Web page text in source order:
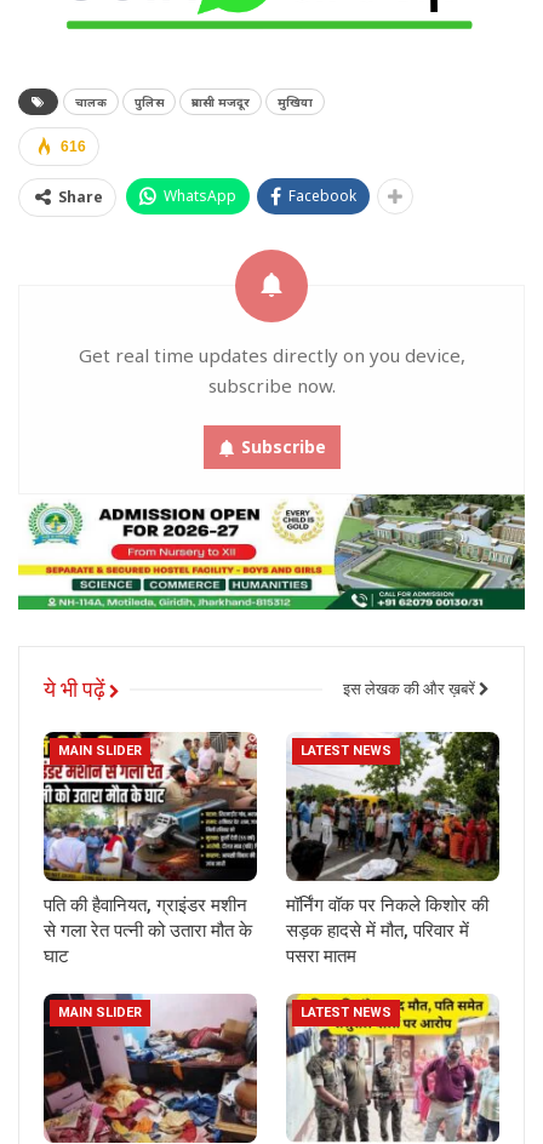
चालक पुलिस प्रवासी मजदूर मुखिया
616
Share WhatsApp Facebook
Get real time updates directly on you device,
subscribe now.
Subscribe
ये भी पढ़ें इस लेखक की और ख़बरें
MAIN SLIDER
पति की हैवानियत, ग्राइंडर मशीन
से गला रेत पत्नी को उतारा मौत के
घाट
LATEST NEWS
मॉर्निंग वॉक पर निकले किशोर की
सड़क हादसे में मौत, परिवार में
पसरा मातम
MAIN SLIDER LATEST NEWS